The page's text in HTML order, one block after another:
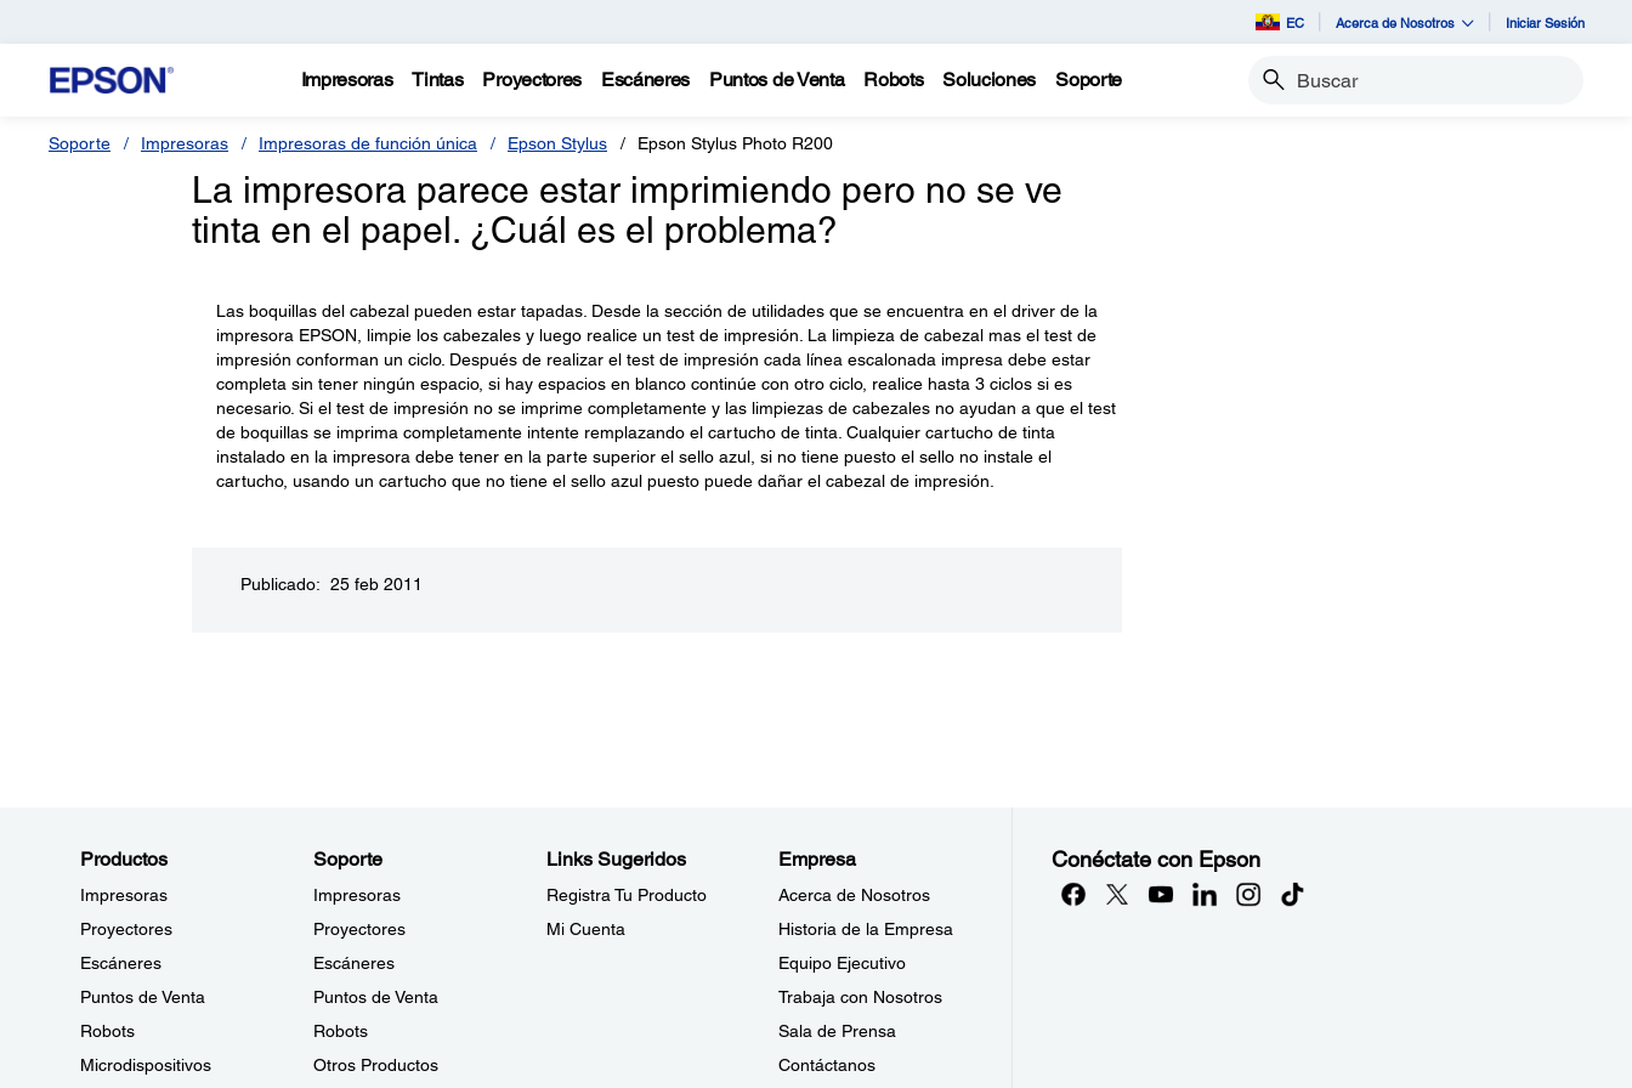
EC Acerca de Nosotros Iniciar Sesión
Impresoras Tintas Proyectores Escáneres Puntos de Venta Robots Soluciones Soporte Buscar
Soporte Impresoras Impresoras de función única Epson Stylus Epson Stylus Photo R200
La impresora parece estar imprimiendo pero no se ve
tinta en el papel. ¿Cuál es el problema?
Las boquillas del cabezal pueden estar tapadas. Desde la sección de utilidades que se encuentra en el driver de la
impresora EPSON, limpie los cabezales y luego realice un test de impresión. La limpieza de cabezal mas el test de
impresión conforman un ciclo. Después de realizar el test de impresión cada línea escalonada impresa debe estar
completa sin tener ningún espacio, si hay espacios en blanco continúe con otro ciclo, realice hasta 3 ciclos si es
necesario. Si el test de impresión no se imprime completamente y las limpiezas de cabezales no ayudan a que el test
de boquillas se imprima completamente intente remplazando el cartucho de tinta. Cualquier cartucho de tinta
instalado en la impresora debe tener en la parte superior el sello azul, si no tiene puesto el sello no instale el
cartucho, usando un cartucho que no tiene el sello azul puesto puede dañar el cabezal de impresión.
Publicado: 25 feb 2011
Productos
Impresoras
Proyectores
Escáneres
Puntos de Venta
Robots
Microdispositivos
Soporte
Impresoras
Proyectores
Escáneres
Puntos de Venta
Robots
Otros Productos
Links Sugeridos
Registra Tu Producto
Mi Cuenta
Empresa
Acerca de Nosotros
Historia de la Empresa
Equipo Ejecutivo
Trabaja con Nosotros
Sala de Prensa
Contáctanos
Conéctate con Epson